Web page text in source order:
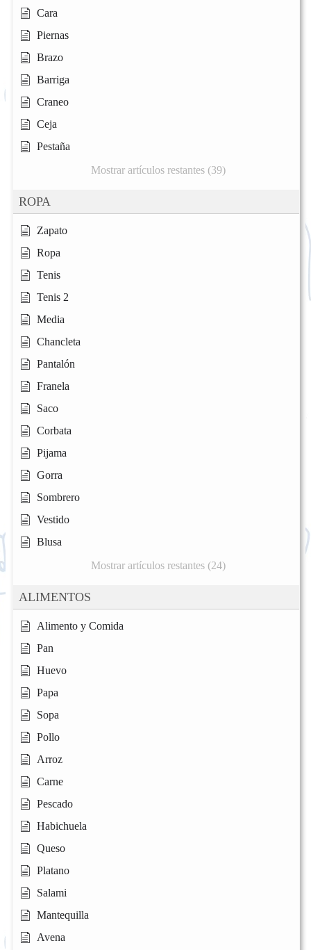
Cara
Piernas
Brazo
Barriga
Craneo
Ceja
Pestaña
Mostrar artículos restantes (39)
ROPA
Zapato
Ropa
Tenis
Tenis 2
Media
Chancleta
Pantalón
Franela
Saco
Corbata
Pijama
Gorra
Sombrero
Vestido
Blusa
Mostrar artículos restantes (24)
ALIMENTOS
Alimento y Comida
Pan
Huevo
Papa
Sopa
Pollo
Arroz
Carne
Pescado
Habichuela
Queso
Platano
Salami
Mantequilla
Avena